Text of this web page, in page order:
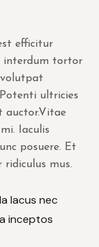
efficitur
interdum tortor
volutpat
ultricies
auctor.Vitae
Iaculis
posuere. Et
mus.
lacus nec
inceptos